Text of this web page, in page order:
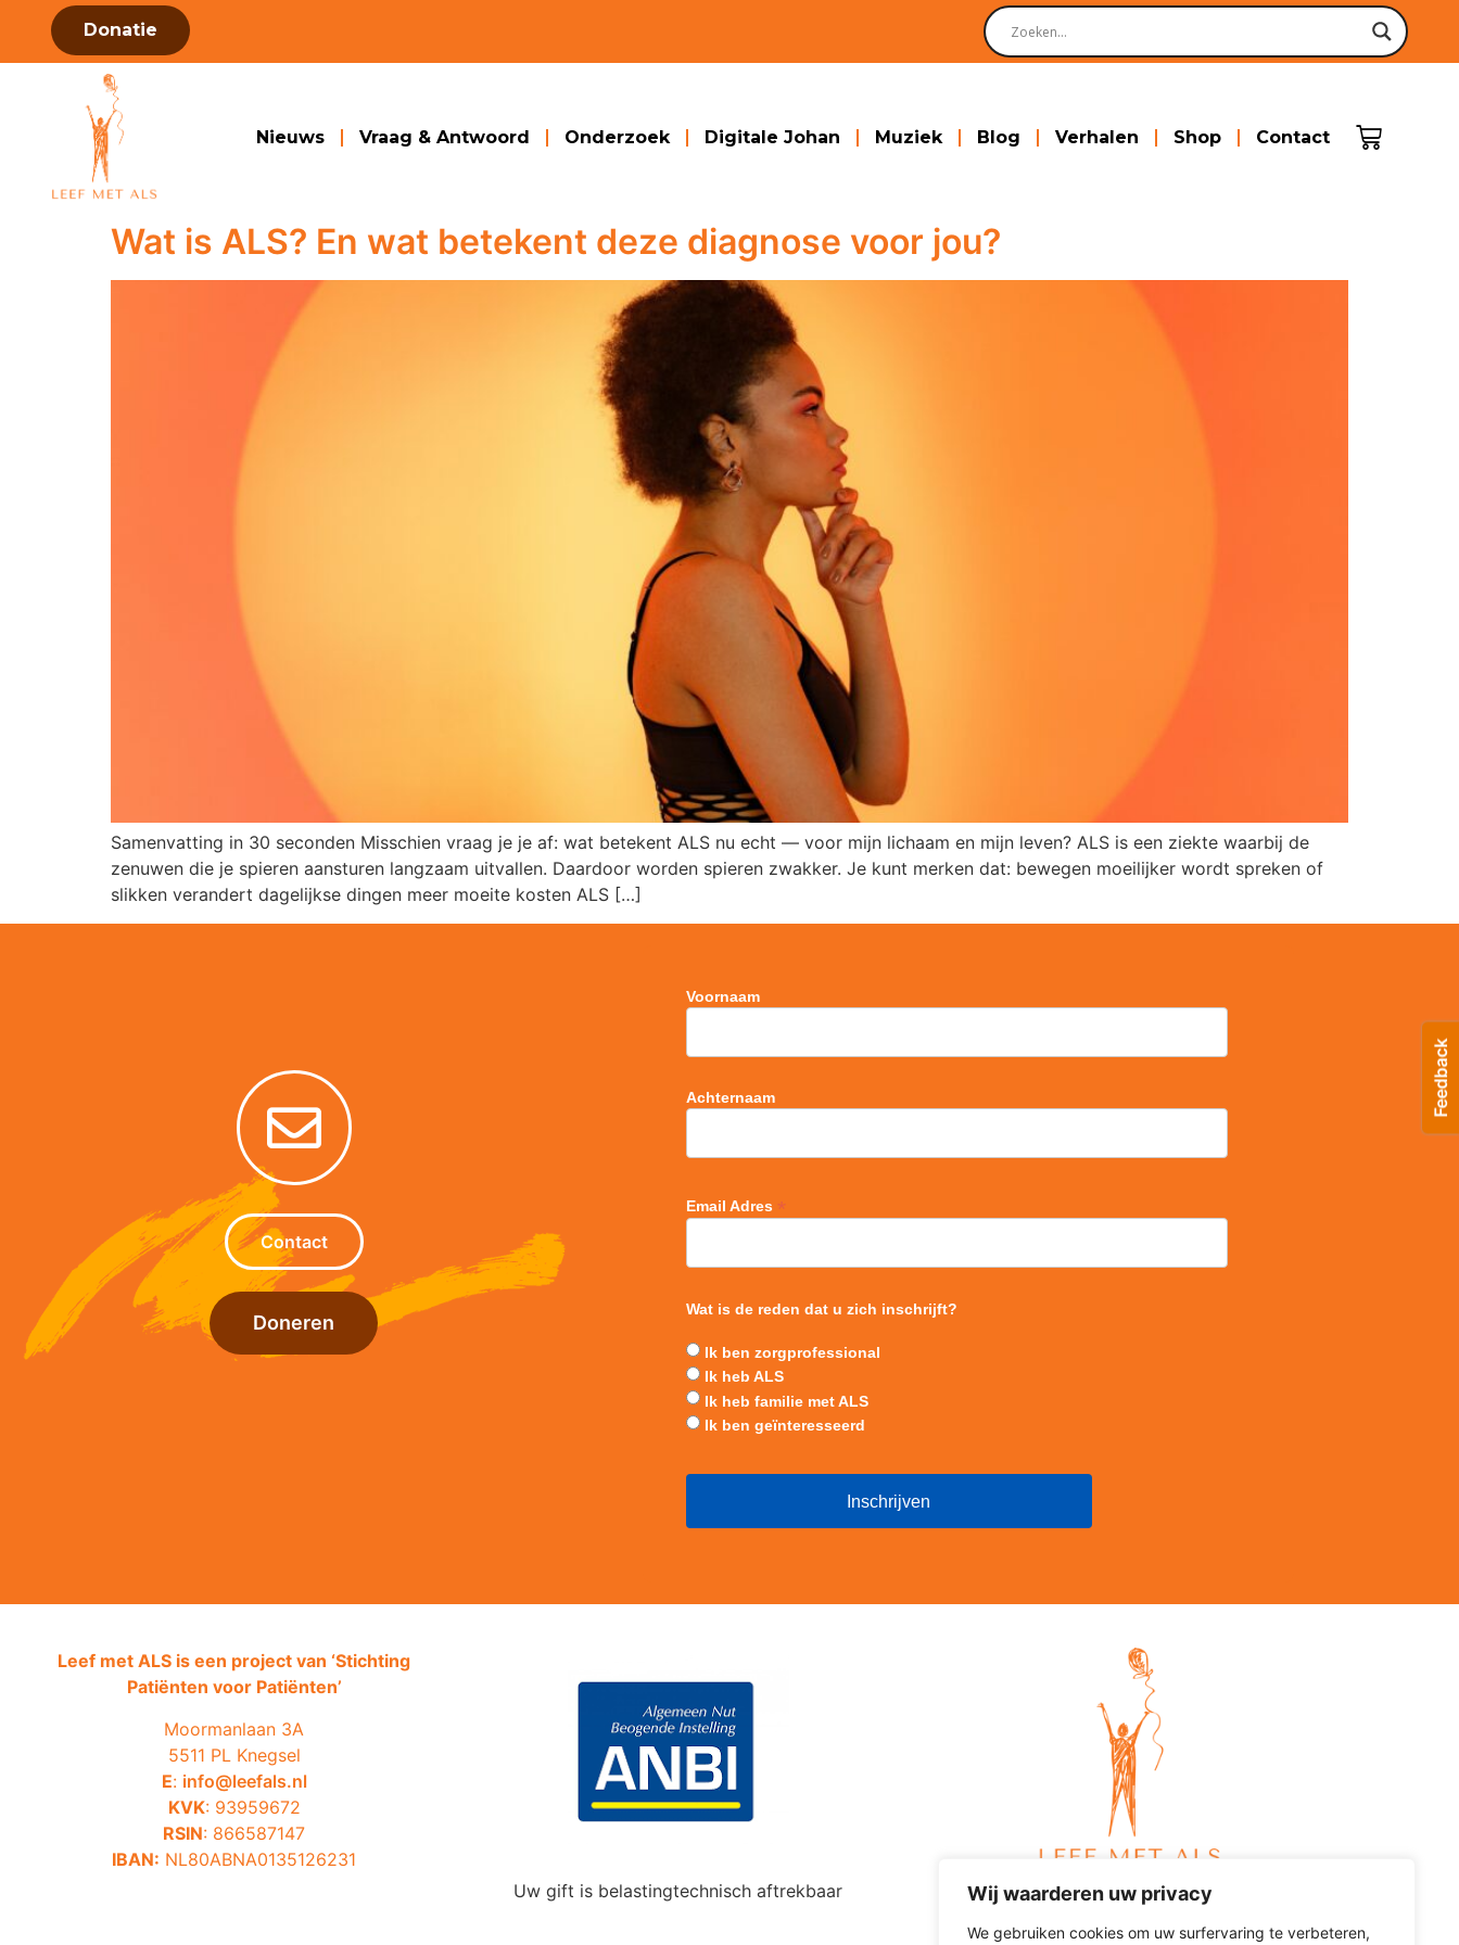
Wij waarderen uw privacy
We gebruiken cookies om uw surfervaring te verbeteren,
Donatie
Nieuws Vraag & Antwoord Onderzoek Digitale Johan Muziek Blog Verhalen Shop Contact
Wat is ALS? En wat betekent deze diagnose voor jou?
Samenvatting in 30 seconden Misschien vraag je je af: wat betekent ALS nu echt — voor mijn lichaam en mijn leven? ALS is een ziekte waarbij de
zenuwen die je spieren aansturen langzaam uitvallen. Daardoor worden spieren zwakker. Je kunt merken dat: bewegen moeilijker wordt spreken of
slikken verandert dagelijkse dingen meer moeite kosten ALS […]
Contact
Doneren
Voornaam
Achternaam
Email Adres *
Wat is de reden dat u zich inschrijft?
Ik ben zorgprofessional
Ik heb ALS
Ik heb familie met ALS
Ik ben geïnteresseerd
Leef met ALS is een project van ‘Stichting
Patiënten voor Patiënten’
Moormanlaan 3A
5511 PL Knegsel
E: info@leefals.nl
KVK: 93959672
RSIN: 866587147
IBAN: NL80ABNA0135126231
Uw gift is belastingtechnisch aftrekbaar